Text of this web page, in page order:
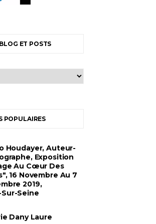
ET POSTS
POPULAIRES
Houdayer, Auteur-
Exposition
Au Cœur Des
16 Novembre Au 7
2019,
Seine
Dany Laure